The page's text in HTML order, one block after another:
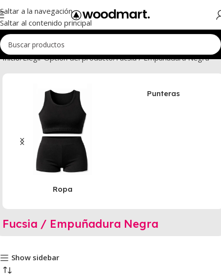
Saltar a la navegación
Saltar al contenido principal
Inicio Elegir Opción del producto Fucsia / Empuñadura Negra
Ropa
Punteras
Fucsia / Empuñadura Negra
Show sidebar